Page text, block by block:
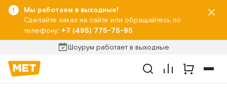
Мы работаем в выходные!
Сделайте заказ на сайте или обращайтесь по
телефону: +7 (495) 775-75-95
Шоурум работает в выходные